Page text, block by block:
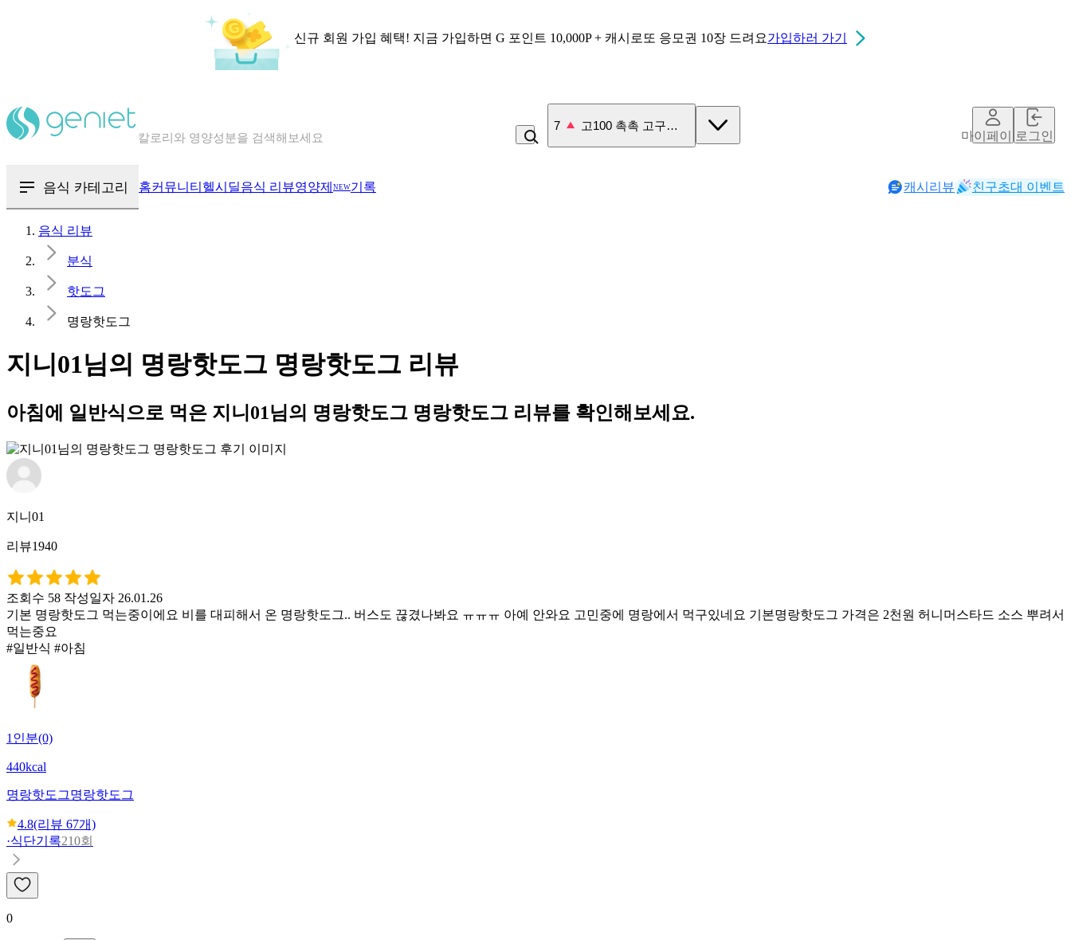
신규 회원 가입 혜택! 지금 가입하면 G 포인트 10,000P + 캐시로또 응모권 10장 드려요가입하러 가기
혈당 · 다이어트 음식 검색해보세요
7 고100 촉촉 고구마 스틱
마이페이지로그인
음식 카테고리 홈커뮤니티 헬시딜음식 리뷰영양제 NEW기록 캐시리뷰 친구초대 이벤트
음식 리뷰
분식
핫도그
명랑핫도그
지니01님의 명랑핫도그 명랑핫도그 리뷰
아침에 일반식으로 먹은 지니01님의 명랑핫도그 명랑핫도그 리뷰를 확인해보세요.
지니01
리뷰1940
조회수 58 작성일자 26.01.26
기본 명랑핫도그 먹는중이에요 비를 대피해서 온 명랑핫도그.. 버스도 끊겼나봐요 ㅠㅠㅠ 아예 안와요 고민중에 명랑에서 먹구있네요 기본명랑핫도그 가격은 2천원 허니머스타드 소스 뿌려서
먹는중요
#일반식 #아침
1인분(0)
440kcal
명랑핫도그명랑핫도그
4.8(리뷰 67개)
·식단기록210회
0